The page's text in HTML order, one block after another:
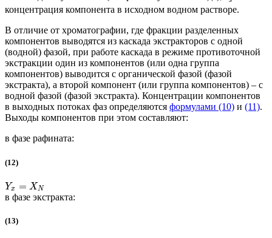
концентрация компонента в исходном водном растворе.
В отличие от хроматографии, где фракции разделенных
компонентов выводятся из каскада экстракторов с одной
(водной) фазой, при работе каскада в режиме противоточной
экстракции один из компонентов (или одна группа
компонентов) выводится с органической фазой (фазой
экстракта), а второй компонент (или группа компонентов) – с
водной фазой (фазой экстракта). Концентрации компонентов
в выходных потоках фаз определяются формулами (10) и (11).
Выходы компонентов при этом составляют:
в фазе рафината:
(12)
Yx = XN
в фазе экстракта:
(13)